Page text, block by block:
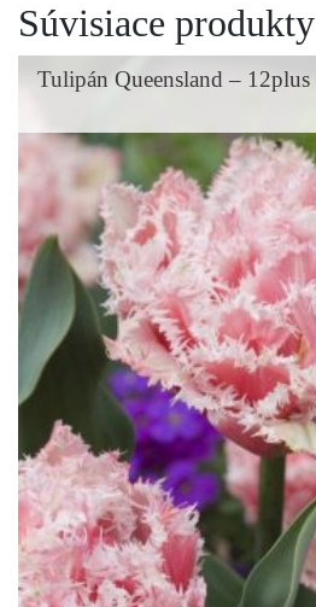
Súvisiace produkty
Tulipán Queensland – 12plus